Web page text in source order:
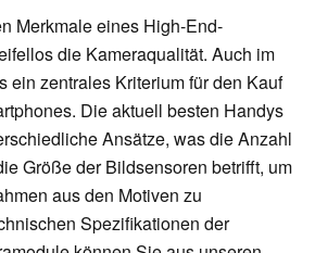
Merkmale eines High-End-
die Kameraqualität. Auch im
ein zentrales Kriterium für den Kauf
Die aktuell besten Handys
Ansätze, was die Anzahl
Größe der Bildsensoren betrifft, um
aus den Motiven zu
Spezifikationen der